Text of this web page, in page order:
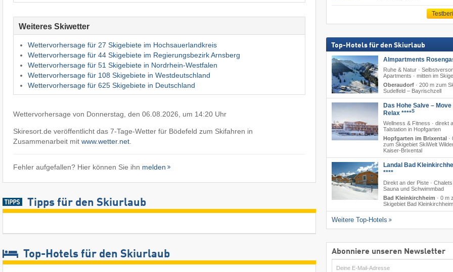
Weiteres Skiwetter
Wettervorhersage für 27 Skigebiete im Hochsauerlandkreis
Wettervorhersage für 44 Skigebiete im Regierungsbezirk Arnsberg
Wettervorhersage für 51 Skigebiete in Nordrhein-Westfalen
Wettervorhersage für 108 Skigebiete in Westdeutschland
Wettervorhersage für 625 Skigebiete in Deutschland
Wettervorhersage von Donnerstag, den 06.08.2026, um 14:20 Uhr
Skiresort.de veröffentlicht das 7-Tage-Wetter für Bödefeld zum Skifahren in
Zusammenarbeit mit www.wetter.net.
Fehler aufgefallen? Hier können Sie ihn melden
Tipps für den Skiurlaub
Top-Hotels für den Skiurlaub
Top-Hotels für den Skiurlaub
Almpartments
Ruhe & Natur ·
Apartments · mitten im
Oberaudorf· 200 m zum
Sudelfeld – Bayrischzell
Das Hohe Salve – Move
Relax ****S
Wellness & Fitness · direkt
Talstation in Hopfgarten
Hopfgarten im Brixental·
zum Skigebiet SkiWelt
Kaiser-Brixental
Landal Bad
****
Direkt an der Piste ·
Sauna und Schwimmbad
Bad Kleinkirchheim · 0 m
Skigebiet Bad Kleinkirchheim
Weitere Top-Hotels
Abonniere unseren Newsletter
E-